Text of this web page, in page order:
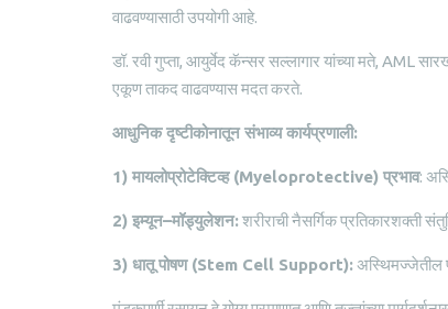
वाढवण्यासाठी उपयोगी आहे.
डॉ. रवी गुप्ता, आयुर्वेद कॅन्सर सल्लागार यांच्या मते, AML
एकूण ताकद वाढवण्यास मदत करते.
आधुनिक दृष्टीकोनातून संभाव्य कार्यप्रणाली:
1) मायलोप्रोटेक्टिव्ह(Myeloprotective) प्रभाव:
2) इम्यून–मॉड्युलेशन:शरीराची नैसर्गिक प्रतिकारशक्ती
3) धातू पोषण(Stem Cell Support):अस्थिमज्जेतील